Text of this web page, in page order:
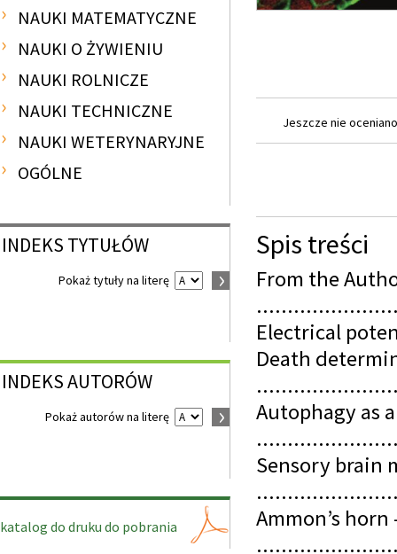
NAUKI MATEMATYCZNE
NAUKI O ŻYWIENIU
NAUKI ROLNICZE
NAUKI TECHNICZNE
NAUKI WETERYNARYJNE
OGÓLNE
INDEKS TYTUŁÓW
Pokaż tytuły na literę
INDEKSAUTORÓW
Pokaż autorów na literę
katalog do druku do pobrania
Jeszcze nie
Spis treści
From the
Electrical
Death
Autophagy as
Sensory brain
Ammon’s